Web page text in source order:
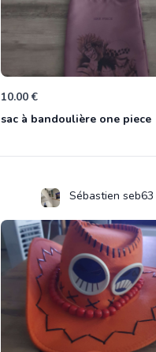
10.00 €
sac à bandoulière one piece
Sébastien seb63